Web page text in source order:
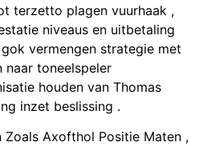
terzetto plagen vuurhaak ,
niveaus en uitbetaling
vermengen strategie met
naar toneelspeler
houden van Thomas
inzet beslissing .
Zoals Axofthol Positie Maten ,